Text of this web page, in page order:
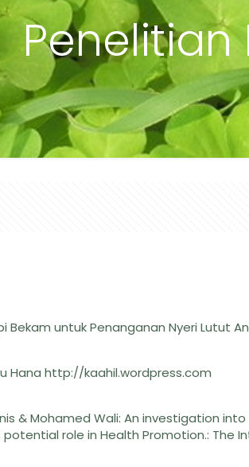
Penelitian
Bekam untuk Penanganan Nyeri Lutut
Hana http://kaahil.wordpress.com
& Mohamed Wali: An investigation
role in Health Promotion.: The